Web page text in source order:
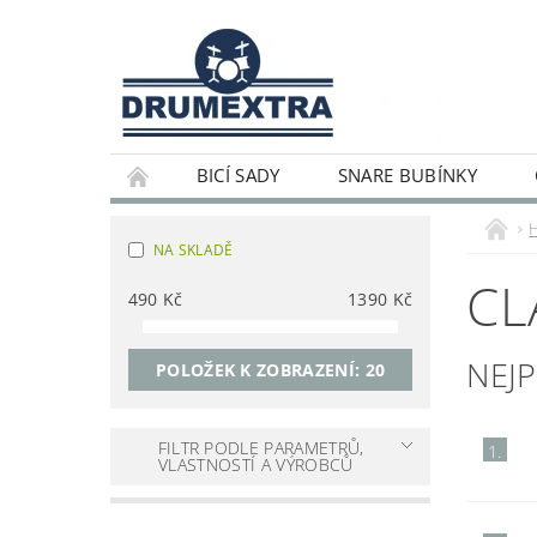
BICÍ SADY SNARE BUBÍNKY
NA SKLADĚ
490 Kč 1390 Kč
POLOŽEK K ZOBRAZENÍ: 20
FILTR PODLE PARAMETRŮ,
VLASTNOSTÍ A VÝROBCŮ
1.